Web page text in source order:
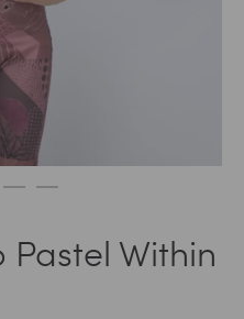
Pastel Within